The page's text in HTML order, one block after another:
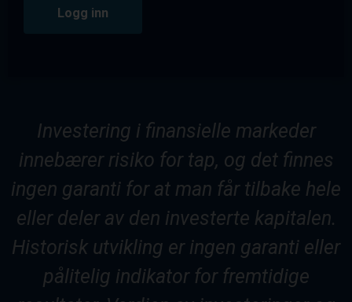
Logg inn
Investering i finansielle markeder
innebærer risiko for tap, og det finnes
ingen garanti for at man får tilbake hele
eller deler av den investerte kapitalen.
Historisk utvikling er ingen garanti eller
pålitelig indikator for fremtidige